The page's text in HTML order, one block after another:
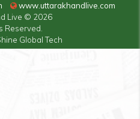
www.uttarakhandlive.com
Live © 2026
Reserved.
Global Tech